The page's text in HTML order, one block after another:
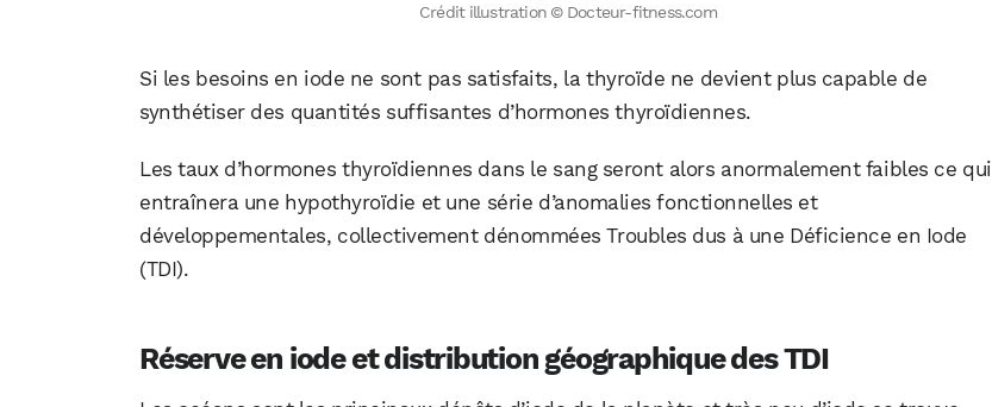
Crédit illustration © Docteur-fitness.com
Si les besoins en iode ne sont pas satisfaits, la thyroïde ne devient plus capable de
synthétiser des quantités suffisantes d’hormones thyroïdiennes.
Les taux d’hormones thyroïdiennes dans le sang seront alors anormalement faibles ce qui
entraînera une hypothyroïdie et une série d’anomalies fonctionnelles et
développementales, collectivement dénommées Troubles dus à une Déficience en Iode
(TDI).
Réserve en iode et distribution géographique des TDI